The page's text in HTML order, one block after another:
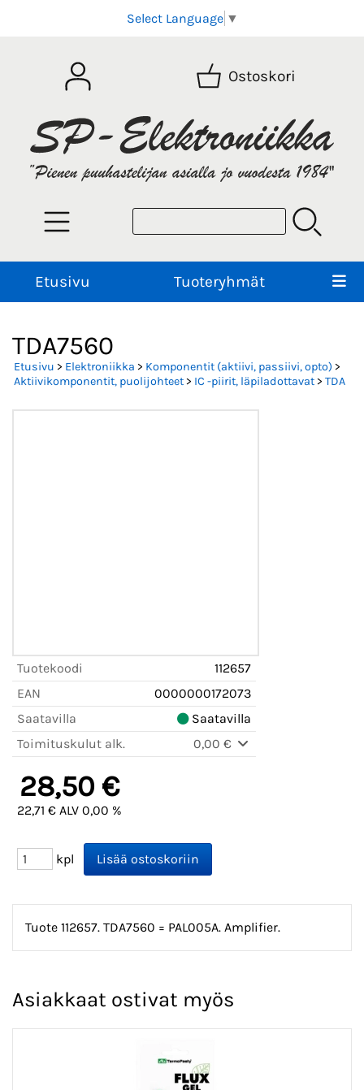
Select Language ▼
Ostoskori
Etusivu Tuoteryhmät
TDA7560
Etusivu > Elektroniikka > Komponentit (aktiivi, passiivi, opto) >
Aktiivikomponentit, puolijohteet> IC -piirit, läpiladottavat> TDA
Tuotekoodi
112657
EAN
0000000172073
Saatavilla
Saatavilla
Toimituskulut alk.
0,00 €
28,50 €
22,71 € ALV 0,00 %
kpl
Tuote 112657. TDA7560 = PAL005A. Amplifier.
Asiakkaat ostivat myös